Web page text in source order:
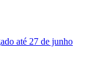
até 27 de junho